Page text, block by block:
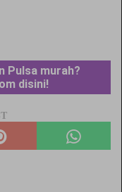
Pulsa murah?
disini!